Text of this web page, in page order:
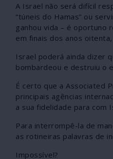
A Israel não será difícil
“túneis do Hamas” ou
ganhou vida – é oportuno
em finais dos anos
Israel poderá ainda dizer
bombardeou e destruiu o
É certo que a Associated
principais agências
a sua fidelidade para com
Para interrompê-la de
as rotineiras palavras de
Impossível?